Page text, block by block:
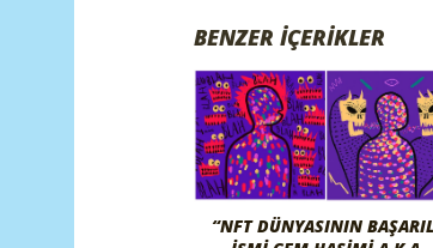
BENZER İÇERİKLER
“NFT DÜNYASININ